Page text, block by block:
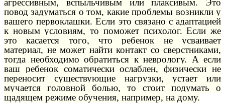
повод задуматься о том, какие проблемы возникли у
вашего первоклашки. Если это связано с адаптацией
к новым условиям, то поможет психолог. Если же
это касается того, что ребенок не усваивает
материал, не может найти контакт со сверстниками,
тогда необходимо обратиться к неврологу. А если
ваш ребенок соматически ослаблен, физически не
переносит существующие нагрузки, устает или
мучается головной болью, то стоит подумать о
щадящем режиме обучения, например, на дому.